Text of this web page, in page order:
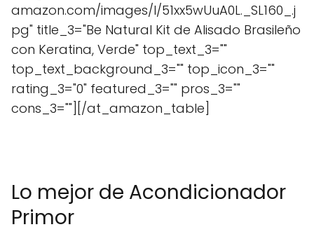
amazon.com/images/I/51xx5wUuA0L._SL160_.j
pg" title_3="Be Natural Kit de Alisado Brasileño
con Keratina, Verde" top_text_3=""
top_text_background_3="" top_icon_3=""
rating_3="0" featured_3="" pros_3=""
cons_3=""][/at_amazon_table]
Lo mejor de Acondicionador
Primor